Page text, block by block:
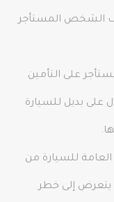
الشخص المستأجر
على التأمين
بديل للسيارة
العامة للسيارة من
إلى خطر